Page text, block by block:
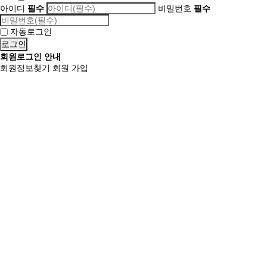
아이디 필수 비밀번호 필수
자동로그인
회원로그인 안내
회원정보찾기 회원 가입